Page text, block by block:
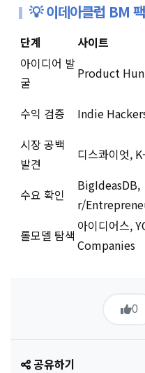
💡 이데아클럽 BM
단계 사이트
아이디어 발
굴
Product
수익 검증
Indie
시장 공백
발견
디스콰이엇,
수요 확인
BigIdeasDB,
r/
롤모델 탐색
아이디어스,
Companies
0
공유하기